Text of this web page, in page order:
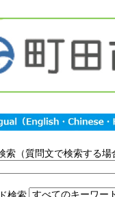
索（質問文で検索する